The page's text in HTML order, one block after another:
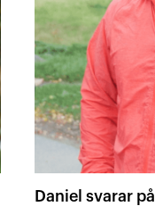
Daniel svarar